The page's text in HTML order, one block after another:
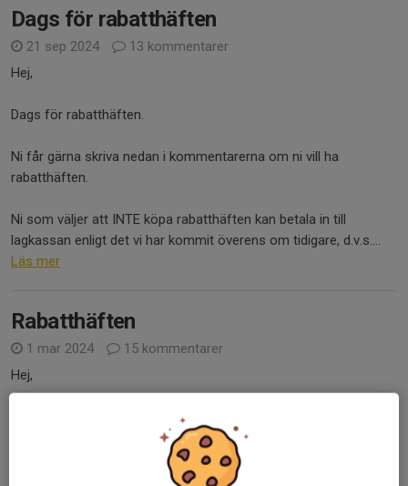
Dags för rabatthäften
21 sep 2024
13 kommentarer
Hej,
Dags för rabatthäften.
Ni får gärna skriva nedan i kommentarerna om ni vill ha
rabatthäften.
Ni som väljer att INTE köpa rabatthäften kan betala in till
lagkassan enligt det vi har kommit överens om tidigare, d.v.s....
Läs mer
Rabatthäften
1 mar 2024
15 kommentarer
Hej,
Ni får gärna skriva nedan i kommentarerna om ni vill ha